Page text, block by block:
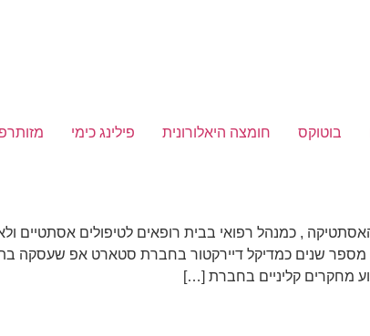
בוטוקס חומצה היאלורונית פילינג כימי
, כמנהל רפואי בבית רופאים לטיפולים אסתטיים
מספר שנים כמדיקל דיירקטור בחברת סטארט אפ שעסקה
מחקרים קליניים בחברת […]